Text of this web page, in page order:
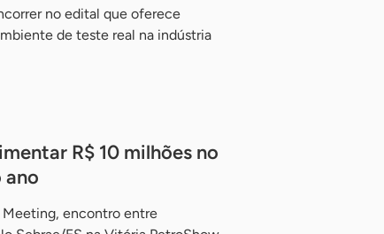
no edital que oferece
de teste real na indústria
R$ 10 milhões no
ano
encontro entre